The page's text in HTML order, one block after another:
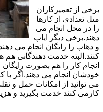
برخی از تعمیرکاران
مبل تعدادی از کارها
را در محل انجام می
دهند.برخی دیگر ایاب
و ذهاب را رایگان انجام می
کنند.البته خدمت دهندگانی هم
انجام کار را هم بصورت
خودشان انجام می دهند.اگر
می توانید از امکانات حمل و
کارمی کنند خدمت بگیرید و